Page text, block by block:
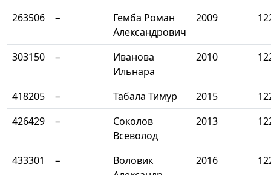
263506
−
Гемба Роман
Александрович
2009
303150 −
Иванова
Ильнара
2010
418205 − Табала Тимур 2015
426429
−
Соколов
Всеволод
2013
433301 −
Воловик
2016